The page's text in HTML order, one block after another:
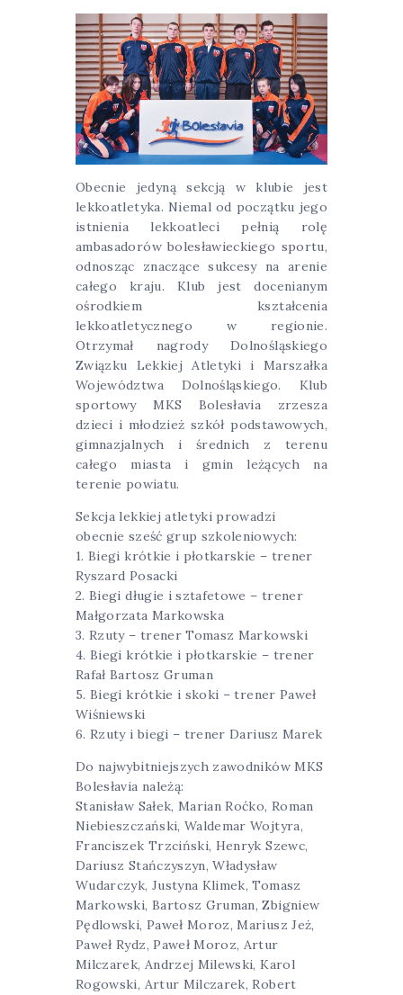
Obecnie jedyną sekcją w klubie jest
lekkoatletyka. Niemal od początku jego
istnienia lekkoatleci pełnią rolę
ambasadorów bolesławieckiego sportu,
odnosząc znaczące sukcesy na arenie
całego kraju. Klub jest docenianym
ośrodkiem kształcenia
lekkoatletycznego w regionie.
Otrzymał nagrody Dolnośląskiego
Związku Lekkiej Atletyki i Marszałka
Województwa Dolnośląskiego. Klub
sportowy MKS Bolesłavia zrzesza
dzieci i młodzież szkół podstawowych,
gimnazjalnych i średnich z terenu
całego miasta i gmin leżących na
terenie powiatu.
Sekcja lekkiej atletyki prowadzi
obecnie sześć grup szkoleniowych:
1. Biegi krótkie i płotkarskie – trener
Ryszard Posacki
2. Biegi długie i sztafetowe – trener
Małgorzata Markowska
3. Rzuty – trener Tomasz Markowski
4. Biegi krótkie i płotkarskie – trener
Rafał Bartosz Gruman
5. Biegi krótkie i skoki – trener Paweł
Wiśniewski
6. Rzuty i biegi – trener Dariusz Marek
Do najwybitniejszych zawodników MKS
Bolesłavia należą:
Stanisław Sałek, Marian Roćko, Roman
Niebieszczański, Waldemar Wojtyra,
Franciszek Trzciński, Henryk Szewc,
Dariusz Stańczyszyn, Władysław
Wudarczyk, Justyna Klimek, Tomasz
Markowski, Bartosz Gruman, Zbigniew
Pędlowski, Paweł Moroz, Mariusz Jeż,
Paweł Rydz, Paweł Moroz, Artur
Milczarek, Andrzej Milewski, Karol
Rogowski, Artur Milczarek, Robert